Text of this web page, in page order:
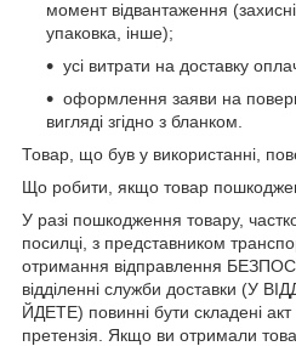
момент відвантаження
упаковка, інше);
усі витрати на доставку
оформлення заяви на
вигляді згідно з бланком.
Товар, що був у використанні,
Що робити, якщо товар
У разі пошкодження товару,
посилці, з представником
отримання відправлення
відділенні служби доставки (У
ЙДЕТЕ) повинні бути складені
претензія. Якщо ви отримали